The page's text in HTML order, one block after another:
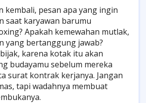
kembali, pesan apa yang ingin
saat karyawan barumu
Apakah kemewahan mutlak,
yang bertanggung jawab?
karena kotak itu akan
budayamu sebelum mereka
surat kontrak kerjanya. Jangan
tapi wadahnya membuat